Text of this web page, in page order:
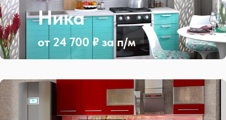
от 24 700 ₽ за п/м
Ника